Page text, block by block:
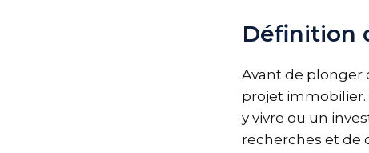
Définition
Avant de plonger
projet immobilier.
y vivre ou un
recherches et de